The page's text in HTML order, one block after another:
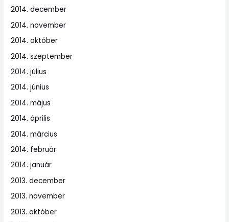
2014. december
2014. november
2014. október
2014. szeptember
2014. július
2014. június
2014. május
2014. április
2014. március
2014. február
2014. január
2013. december
2013. november
2013. október